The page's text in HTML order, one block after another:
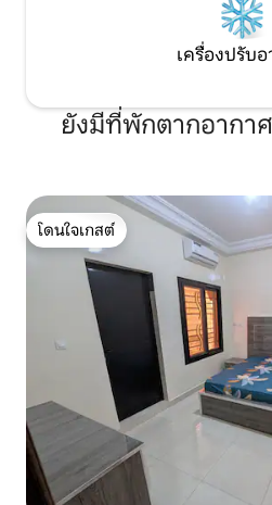
เครื่องปรับ
ยังมีที่พักตากอากา
โดนใจเกสต์
โดนใจเกสต์